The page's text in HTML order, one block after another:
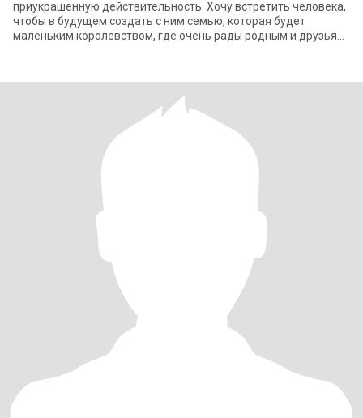
приукрашенную действительность. Хочу встретить человека,
чтобы в будущем создать с ним семью, которая будет
маленьким королевством, где очень рады родным и друзьям,